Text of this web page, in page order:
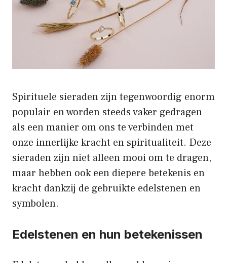
Spirituele sieraden zijn tegenwoordig enorm
populair en worden steeds vaker gedragen
als een manier om ons te verbinden met
onze innerlijke kracht en spiritualiteit. Deze
sieraden zijn niet alleen mooi om te dragen,
maar hebben ook een diepere betekenis en
kracht dankzij de gebruikte edelstenen en
symbolen.
Edelstenen en hun betekenissen